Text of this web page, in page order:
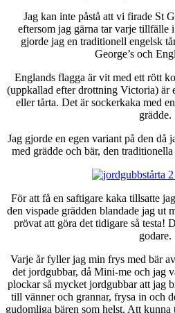
Jag kan inte påstå att vi firade St
eftersom jag gärna tar varje tillfälle
gjorde jag en traditionell engelsk
George’s och
Englands flagga är vit med ett rött
(uppkallad efter drottning Victoria) är
eller tårta. Det är sockerkaka med
grädde.
Jag gjorde en egen variant på den då
med grädde och bär, den
För att få en saftigare kaka tillsatte
den vispade grädden blandade jag ut
prövat att göra det tidigare så testa!
godare.
Varje år fyller jag min frys med bär
det jordgubbar, då Mini-me och jag
plockar så mycket jordgubbar att jag
till vänner och grannar, frysa in och
gudomliga bären som helst. Att kunna